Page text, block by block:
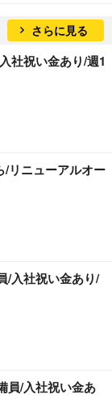
さらに見る
社祝い金あり/週1
/リニューアルオー
/入社祝い金あり/
員/入社祝い金あ